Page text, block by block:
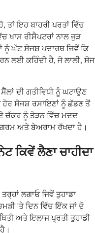
ਇਹ ਬਾਹਰੀ ਪਰਤਾਂ ਵਿੱਚ
ਖਾਸ ਰੀਸੈਪਟਰਾਂ ਨਾਲ ਜੁੜ
ਨੂੰ ਘੱਟ ਸੋਜਸ਼ ਪਦਾਰਥ ਜਿਵੇਂ ਕਿ
ਲਈ ਕਹਿੰਦੀ ਹੈ, ਜੋ ਲਾਲੀ, ਸੋਜ
ਦੀ ਗਤੀਵਿਧੀ ਨੂੰ ਘਟਾਉਣ
ਹੋਰ ਸੋਜਸ਼ ਰਸਾਇਣਾਂ ਨੂੰ ਛੱਡਣ ਤੋਂ
ਚੱਕਰ ਨੂੰ ਤੋੜਨ ਵਿੱਚ ਮਦਦ
ਅਤੇ ਬੇਅਰਾਮ ਰੱਖਦਾ ਹੈ।
ਕਿਵੇਂ ਲੈਣਾ ਚਾਹੀਦਾ
ਲਗਾਓ ਜਿਵੇਂ ਤੁਹਾਡਾ
'ਤੇ ਦਿਨ ਵਿੱਚ ਇੱਕ ਜਾਂ ਦੋ
ਅਤੇ ਇਲਾਜ ਪ੍ਰਤੀ ਤੁਹਾਡੀ